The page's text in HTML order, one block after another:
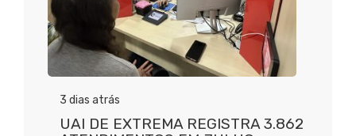
3 dias atrás
UAI DE EXTREMA REGISTRA 3.862